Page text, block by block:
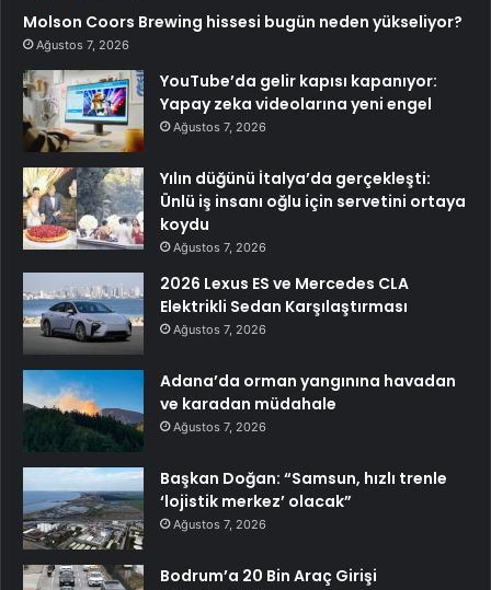
Molson Coors Brewing hissesi bugün neden yükseliyor?
Ağustos 7, 2026
YouTube’da gelir kapısı kapanıyor:
Yapay zeka videolarına yeni engel
Ağustos 7, 2026
Yılın düğünü İtalya’da gerçekleşti:
Ünlü iş insanı oğlu için servetini ortaya
koydu
Ağustos 7, 2026
2026 Lexus ES ve Mercedes CLA
Elektrikli Sedan Karşılaştırması
Ağustos 7, 2026
Adana’da orman yangınına havadan
ve karadan müdahale
Ağustos 7, 2026
Başkan Doğan: “Samsun, hızlı trenle
‘lojistik merkez’ olacak”
Ağustos 7, 2026
Bodrum’a 20 Bin Araç Girişi